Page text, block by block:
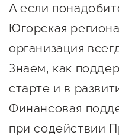
Истории
Календарь
Истории
Проекты
Центр
поддержки
О центре
Проекты
Истории
Центр
креативного
А если
Югорская
организация
Знаем, как
старте и в
Финансовая
при содействии